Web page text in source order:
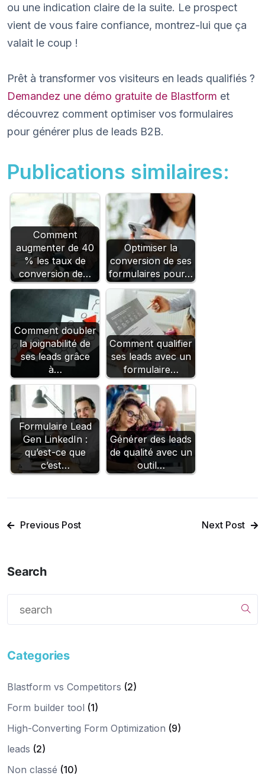
ou une indication claire de la suite. Le prospect
vient de vous faire confiance, montrez-lui que ça
valait le coup !
Prêt à transformer vos visiteurs en leads qualifiés ?
Demandez une démo gratuite de Blastform et
découvrez comment optimiser vos formulaires
pour générer plus de leads B2B.
Publications similaires:
Comment
augmenter de 40
% les taux de
conversion de…
Optimiser la
conversion de ses
formulaires pour…
Comment doubler
la joignabilité de
ses leads grâce
à…
Comment qualifier
ses leads avec un
formulaire…
Formulaire Lead
Gen LinkedIn :
qu’est-ce que
c’est…
Générer des leads
de qualité avec un
outil…
Previous Post Next Post
Search
Categories
Blastform vs Competitors (2)
Form builder tool (1)
High-Converting Form Optimization (9)
leads (2)
Non classé (10)